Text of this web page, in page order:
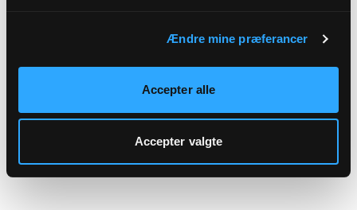
Ændre mine præferancer
Accepter alle
Accepter valgte